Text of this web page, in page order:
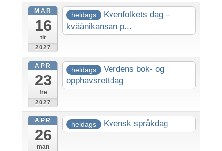
MAR
16
tir
2027
heldags
Kvenfolkets dag –
kväänikansan p...
APR
23
fre
2027
heldags
Verdens bok- og
opphavsrettdag
APR
26
man
heldags Kvensk språkdag